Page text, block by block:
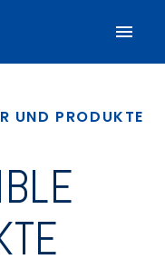
UND PRODUKTE